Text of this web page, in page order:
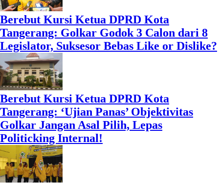
Berebut Kursi Ketua DPRD Kota
Tangerang: Golkar Godok 3 Calon dari 8
Legislator, Suksesor Bebas Like or Dislike?
Berebut Kursi Ketua DPRD Kota
Tangerang: ‘Ujian Panas’ Objektivitas
Golkar Jangan Asal Pilih, Lepas
Politicking Internal!